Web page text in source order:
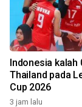
Indonesia kalah
Thailand pada
Cup 2026
3 jam lalu